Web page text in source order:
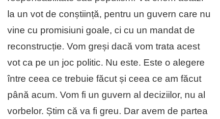
la un vot de conștiință, pentru un guvern care nu
vine cu promisiuni goale, ci cu un mandat de
reconstrucție. Vom greși dacă vom trata acest
vot ca pe un joc politic. Nu este. Este o alegere
între ceea ce trebuie făcut și ceea ce am făcut
până acum. Vom fi un guvern al deciziilor, nu al
vorbelor. Știm că va fi greu. Dar avem de partea